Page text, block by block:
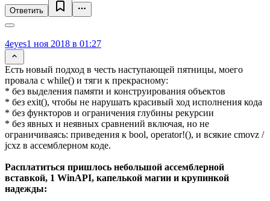
Ответить
4eyes1 ноя 2018 в 01:27
Есть новый подход в честь наступающей пятницы, моего
провала с while() и тяги к прекрасному:
* без выделения памяти и конструирования объектов
* без exit(), чтобы не нарушать красивый ход исполнения кода
* без функторов и ограничения глубины рекурсии
* без явных и неявных сравнений включая, но не
ограничиваясь: приведения к bool, operator!(), и всякие cmovz /
jcxz в ассемблерном коде.
Расплатиться пришлось небольшой ассемблерной
вставкой, 1 WinAPI, капелькой магии и крупинкой
надежды: